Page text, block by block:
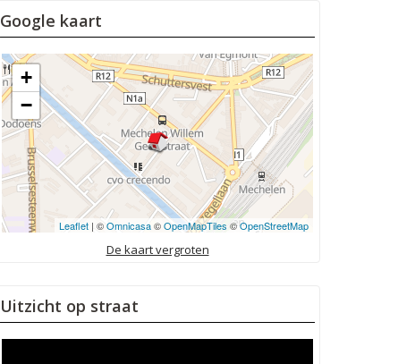
Google kaart
+
−
Leaflet | ©Omnicasa©OpenMapTiles ©OpenStreetMap
De kaart vergroten
Uitzicht op straat